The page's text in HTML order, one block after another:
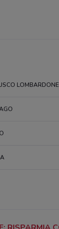
LOMBARDONE